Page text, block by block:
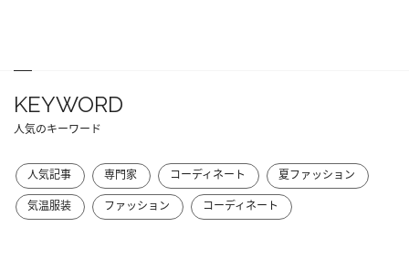
KEYWORD
人気のキーワード
人気記事 専門家 コーディネート
夏ファッション
気温服装
ファッション コーディネート